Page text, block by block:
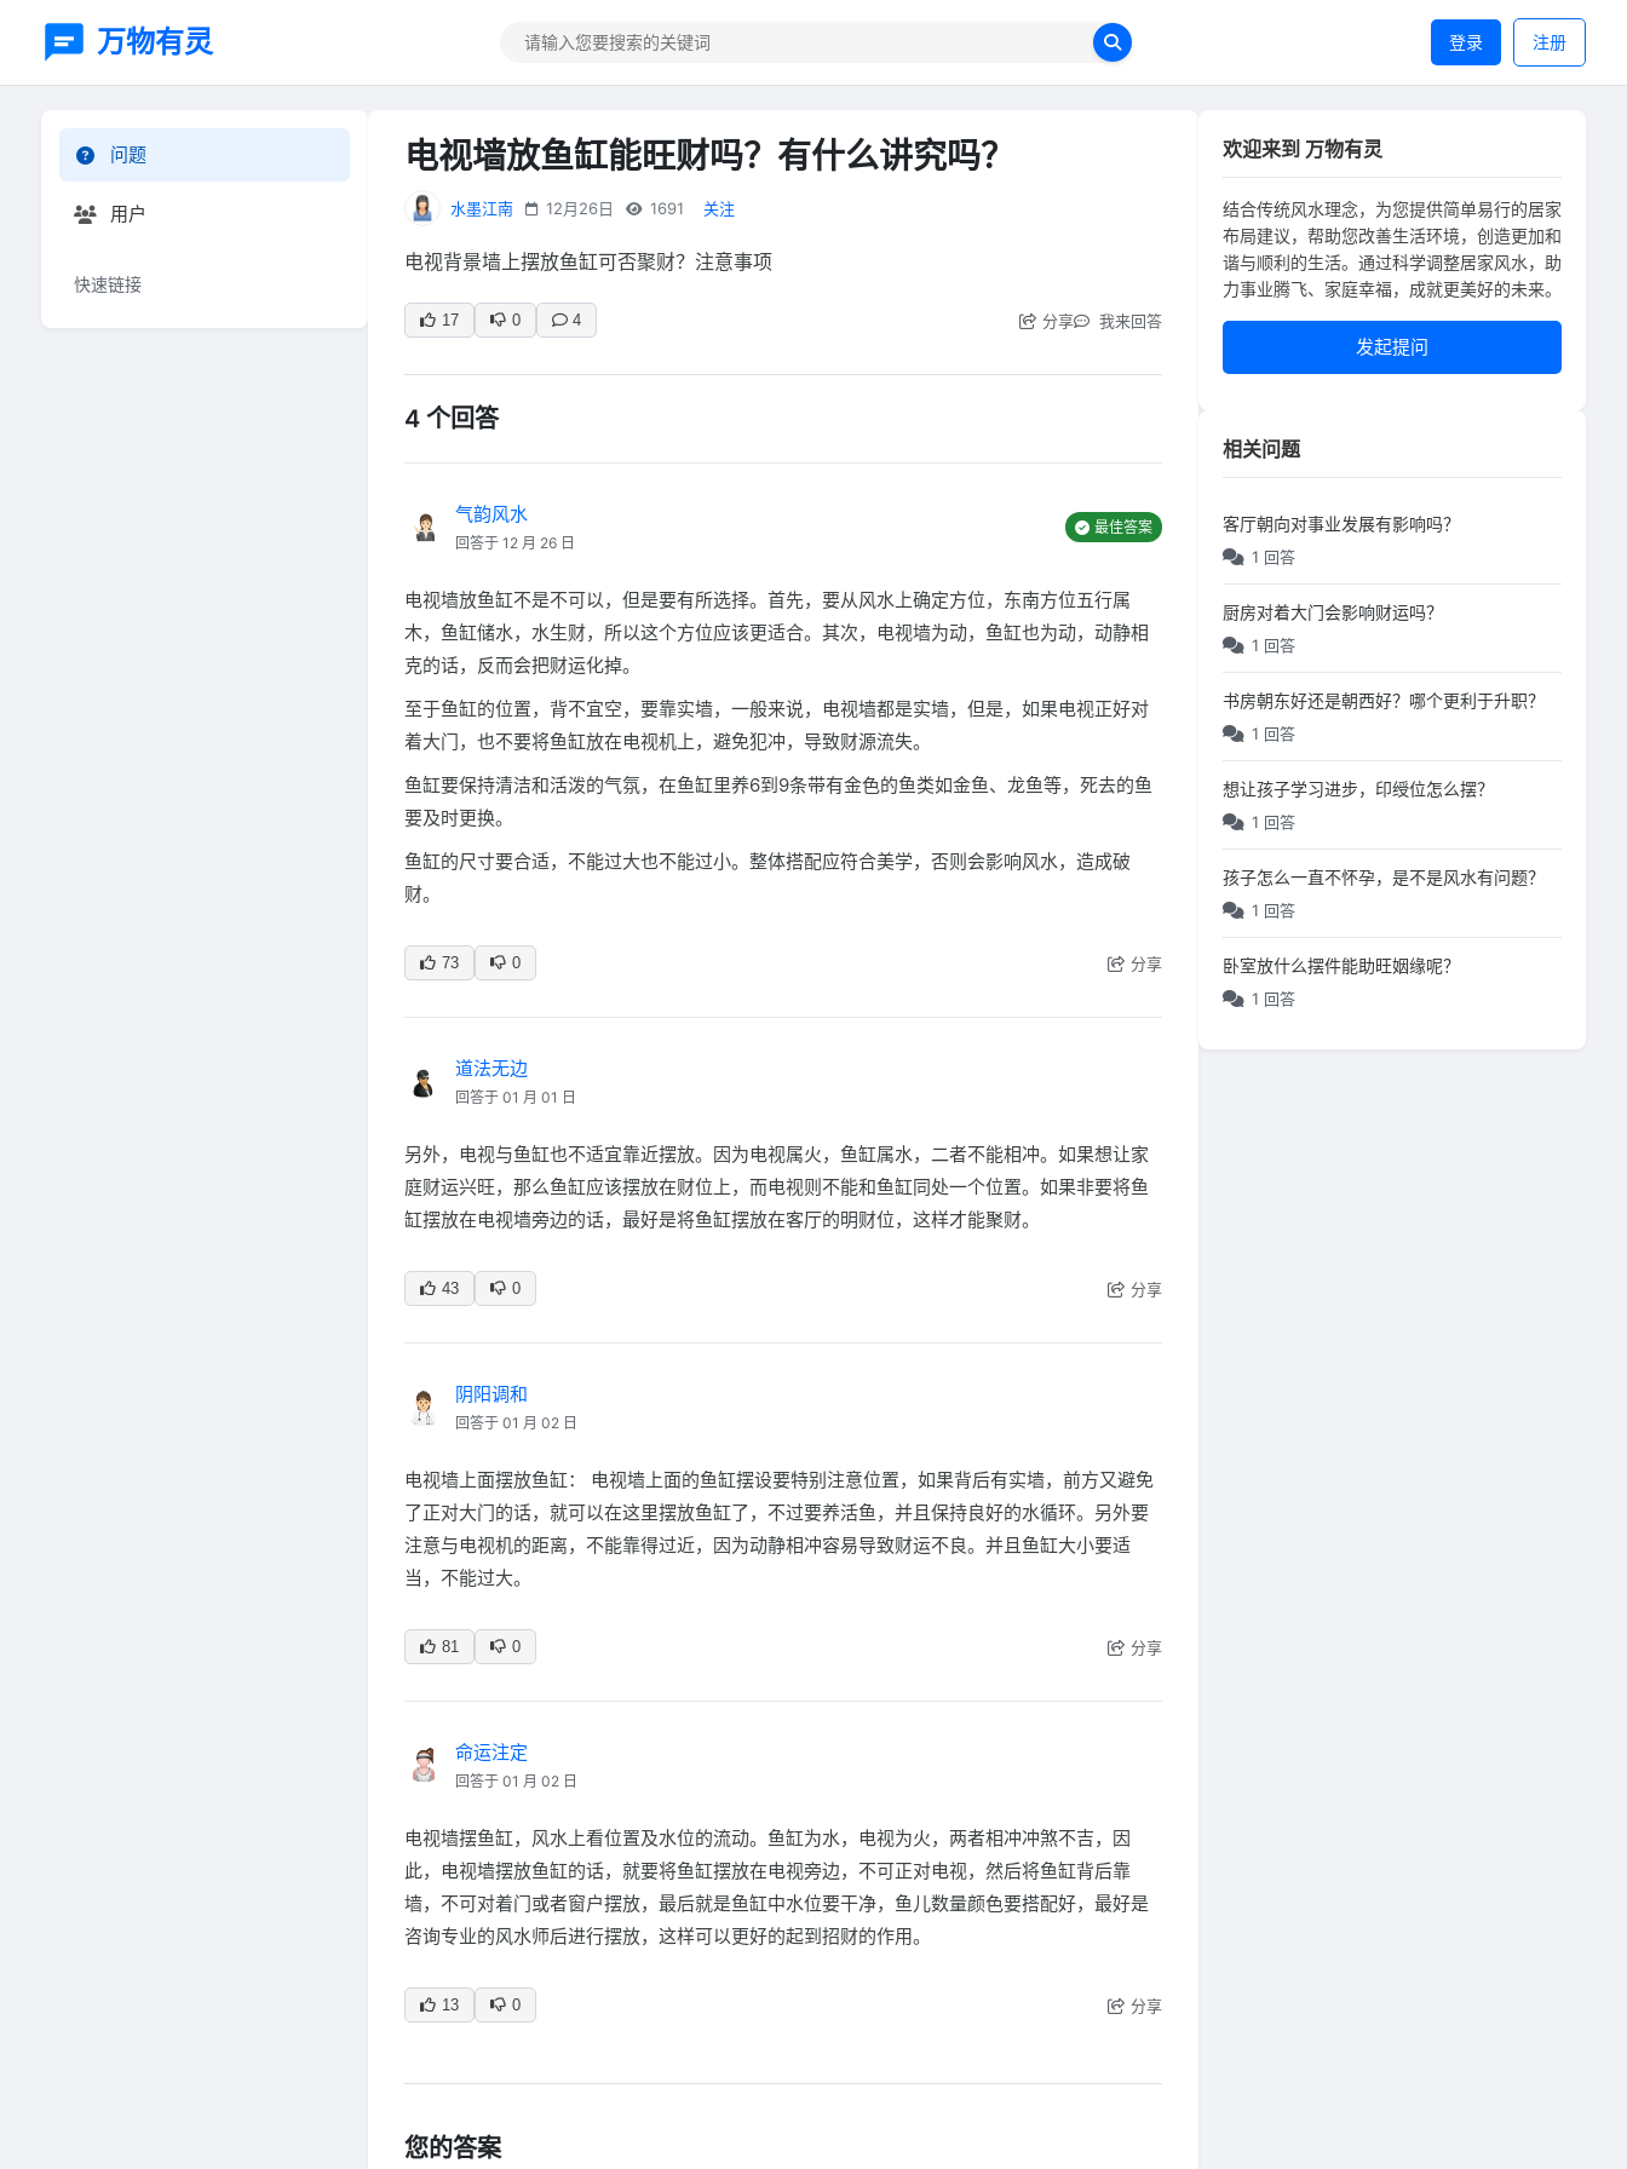
万物有灵 登录 注册
问题
用户
快速链接
电视墙放鱼缸能旺财吗？有什么讲究吗？
水墨江南 12月26日 1691 关注
电视背景墙上摆放鱼缸可否聚财？注意事项
17 0 4 分享 我来回答
4 个回答
气韵风水
回答于 12 月 26 日
最佳答案
电视墙放鱼缸不是不可以，但是要有所选择。首先，要从风水上确定方位，东南方位五行属
木，鱼缸储水，水生财，所以这个方位应该更适合。其次，电视墙为动，鱼缸也为动，动静相
克的话，反而会把财运化掉。
至于鱼缸的位置，背不宜空，要靠实墙，一般来说，电视墙都是实墙，但是，如果电视正好对
着大门，也不要将鱼缸放在电视机上，避免犯冲，导致财源流失。
鱼缸要保持清洁和活泼的气氛，在鱼缸里养6到9条带有金色的鱼类如金鱼、龙鱼等，死去的鱼
要及时更换。
鱼缸的尺寸要合适，不能过大也不能过小。整体搭配应符合美学，否则会影响风水，造成破
财。
73 0 分享
道法无边
回答于 01 月 01 日
另外，电视与鱼缸也不适宜靠近摆放。因为电视属火，鱼缸属水，二者不能相冲。如果想让家
庭财运兴旺，那么鱼缸应该摆放在财位上，而电视则不能和鱼缸同处一个位置。如果非要将鱼
缸摆放在电视墙旁边的话，最好是将鱼缸摆放在客厅的明财位，这样才能聚财。
43 0 分享
阴阳调和
回答于 01 月 02 日
电视墙上面摆放鱼缸： 电视墙上面的鱼缸摆设要特别注意位置，如果背后有实墙，前方又避免
了正对大门的话，就可以在这里摆放鱼缸了，不过要养活鱼，并且保持良好的水循环。另外要
注意与电视机的距离，不能靠得过近，因为动静相冲容易导致财运不良。并且鱼缸大小要适
当，不能过大。
81 0 分享
命运注定
回答于 01 月 02 日
电视墙摆鱼缸，风水上看位置及水位的流动。鱼缸为水，电视为火，两者相冲冲煞不吉，因
此，电视墙摆放鱼缸的话，就要将鱼缸摆放在电视旁边，不可正对电视，然后将鱼缸背后靠
墙，不可对着门或者窗户摆放，最后就是鱼缸中水位要干净，鱼儿数量颜色要搭配好，最好是
咨询专业的风水师后进行摆放，这样可以更好的起到招财的作用。
13 0 分享
您的答案
欢迎来到 万物有灵
结合传统风水理念，为您提供简单易行的居家
布局建议，帮助您改善生活环境，创造更加和
谐与顺利的生活。通过科学调整居家风水，助
力事业腾飞、家庭幸福，成就更美好的未来。
发起提问
相关问题
客厅朝向对事业发展有影响吗？
1 回答
厨房对着大门会影响财运吗？
1 回答
书房朝东好还是朝西好？哪个更利于升职？
1 回答
想让孩子学习进步，印绶位怎么摆？
1 回答
孩子怎么一直不怀孕，是不是风水有问题？
1 回答
卧室放什么摆件能助旺姻缘呢？
1 回答